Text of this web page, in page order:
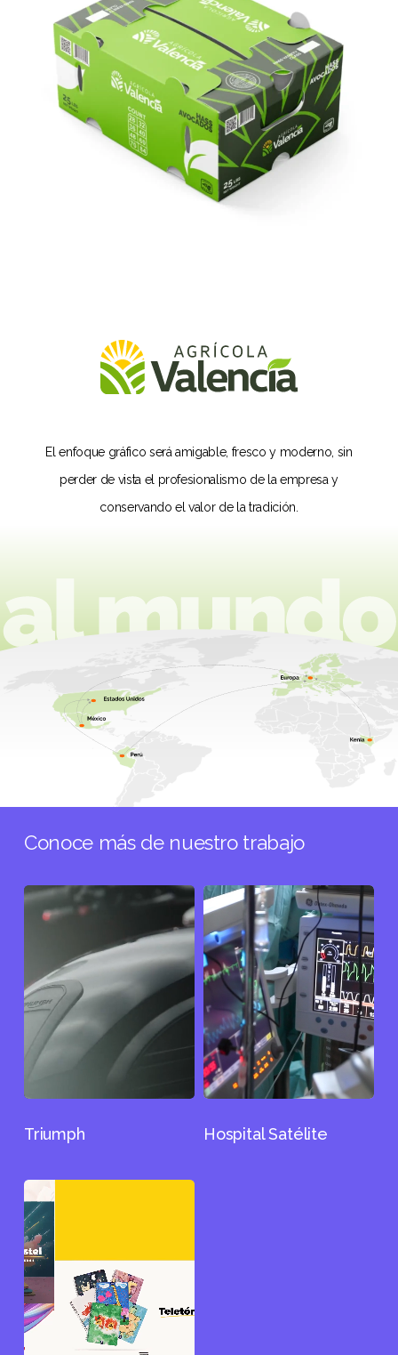
El enfoque gráfico será amigable, fresco y moderno, sin
perder de vista el profesionalismo de la empresa y
conservando el valor de la tradición.
Conoce más de nuestro trabajo
Triumph
Triumph
Hospital
Satélite
Hospital Satélite